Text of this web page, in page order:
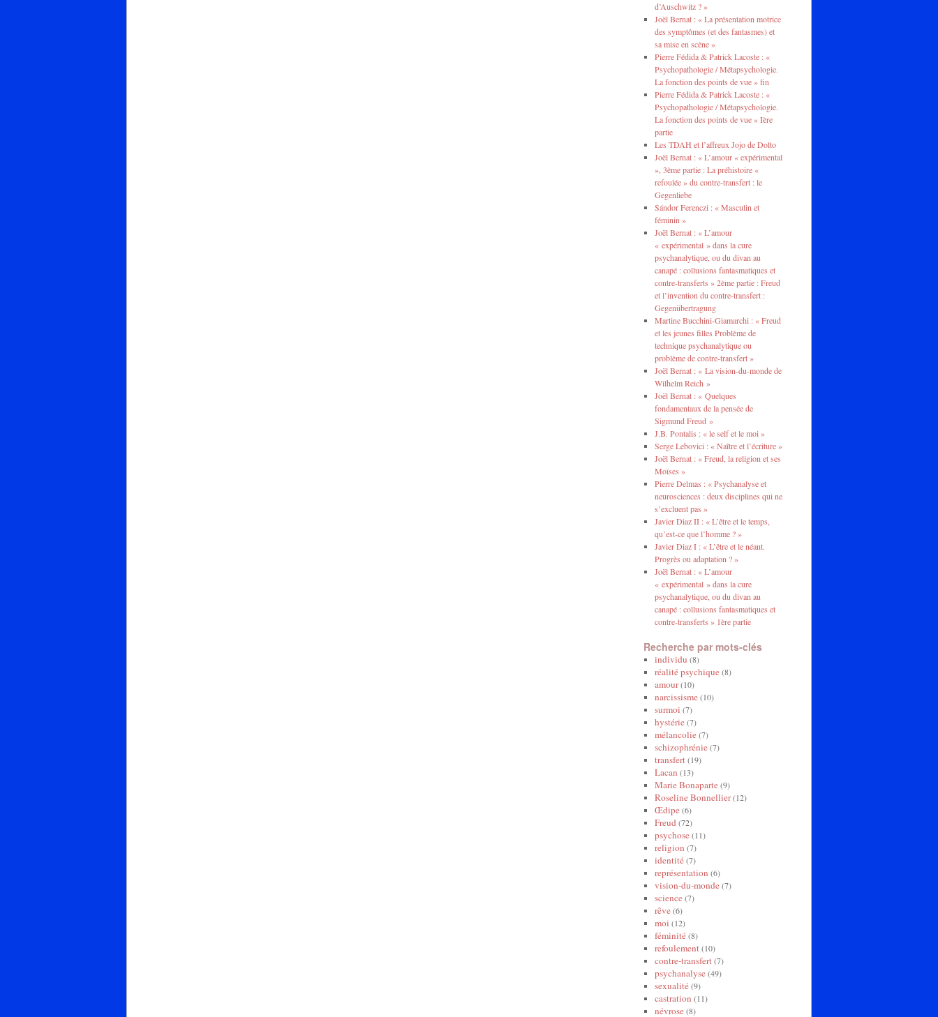
d’Auschwitz ? »
Joël Bernat : « La présentation motrice
des symptômes (et des fantasmes) et
sa mise en scène »
Pierre Fédida & Patrick Lacoste : «
Psychopathologie / Métapsychologie.
La fonction des points de vue » fin
Pierre Fédida & Patrick Lacoste : «
Psychopathologie / Métapsychologie.
La fonction des points de vue » Ière
partie
Les TDAH et l’affreux Jojo de Dolto
Joël Bernat : « L’amour « expérimental
», 3ème partie : La préhistoire «
refoulée » du contre-transfert : le
Gegenliebe
Sándor Ferenczi : « Masculin et
féminin »
Joël Bernat : « L’amour
« expérimental » dans la cure
psychanalytique, ou du divan au
canapé : collusions fantasmatiques et
contre-transferts » 2ème partie : Freud
et l’invention du contre-transfert :
Gegenübertragung
Martine Bucchini-Giamarchi : « Freud
et les jeunes filles Problème de
technique psychanalytique ou
problème de contre-transfert »
Joël Bernat : « La vision-du-monde de
Wilhelm Reich »
Joël Bernat : « Quelques
fondamentaux de la pensée de
Sigmund Freud »
J.B. Pontalis : « le self et le moi »
Serge Lebovici : « Naître et l’écriture »
Joël Bernat : « Freud, la religion et ses
Moïses »
Pierre Delmas : « Psychanalyse et
neurosciences : deux disciplines qui ne
s’excluent pas »
Javier Diaz II : « L’être et le temps,
qu’est-ce que l’homme ? »
Javier Diaz I : « L’être et le néant.
Progrès ou adaptation ? »
Joël Bernat : « L’amour
« expérimental » dans la cure
psychanalytique, ou du divan au
canapé : collusions fantasmatiques et
contre-transferts » 1ère partie
Recherche par mots-clés
individu (8)
réalité psychique(8)
amour(10)
narcissisme(10)
surmoi (7)
hystérie(7)
mélancolie(7)
schizophrénie(7)
transfert(19)
Lacan (13)
Marie Bonaparte(9)
Roseline Bonnellier(12)
Œdipe(6)
Freud (72)
psychose(11)
religion (7)
identité(7)
représentation (6)
vision-du-monde(7)
science(7)
rêve(6)
moi (12)
féminité(8)
refoulement(10)
contre-transfert(7)
psychanalyse(49)
sexualité(9)
castration (11)
névrose(8)